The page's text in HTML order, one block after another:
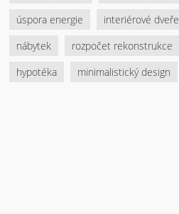
úspora energie
interiérové dveře
nábytek
rozpočet rekonstrukce
hypotéka
minimalistický design